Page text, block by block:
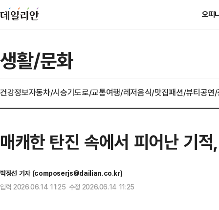
오피
생활/문화
건강정보자동차/시승기도로/교통여행/레저음식/맛집패션/뷰티공연
매캐한 탄진 속에서 피어난 기
박정선 기자 (composerjs@dailian.co.kr)
입력 2026.06.14 11:25 수정 2026.06.14 11:25